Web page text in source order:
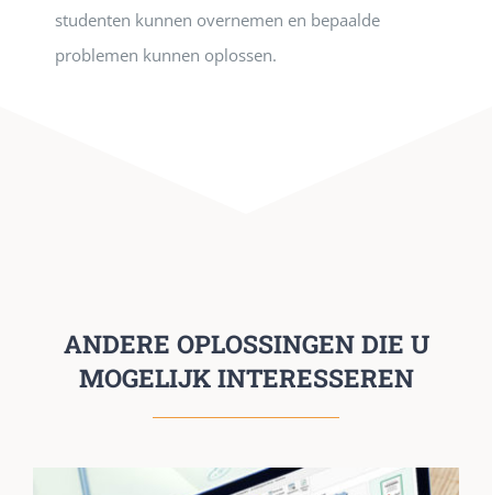
studenten kunnen overnemen en bepaalde
problemen kunnen oplossen.
ANDERE OPLOSSINGEN DIE U
MOGELIJK INTERESSEREN